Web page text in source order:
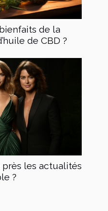
de la
de CBD ?
les actualités
?